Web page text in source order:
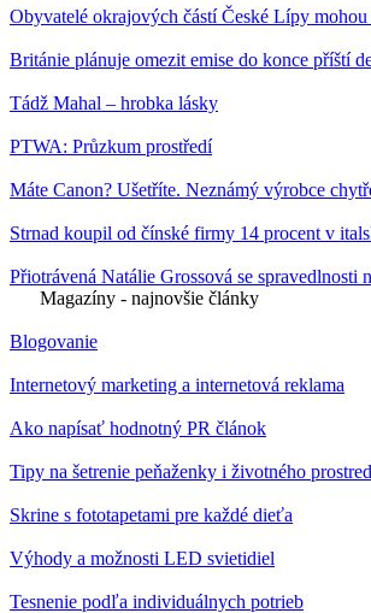
Obyvatelé okrajových částí České Lípy mohou
Británie plánuje omezit emise do konce příští
Tádž Mahal – hrobka lásky
PTWA: Průzkum prostředí
Máte Canon? Ušetříte. Neznámý výrobce
Strnad koupil od čínské firmy 14 procent v
Přiotrávená Natálie Grossová se spravedlnosti
Magazíny - najnovšie články
Blogovanie
Internetový marketing a internetová reklama
Ako napísať hodnotný PR článok
Tipy na šetrenie peňaženky i životného
Skrine s fototapetami pre každé dieťa
Výhody a možnosti LED svietidiel
Tesnenie podľa individuálnych potrieb